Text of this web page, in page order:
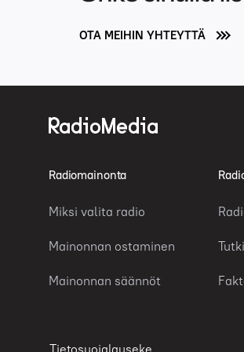
OTA MEIHIN YHTEYTTÄ
Radiomainonta
Miksi valita radio
Mainonnan ostaminen
Mainonnan säännöt
Tietosuojalauseke